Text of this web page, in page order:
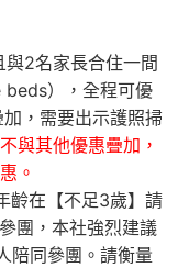
與2名家長合住一間
），全程可優
，需要出示護照掃
與其他優惠疊加，
。
齡在【不足3歲】請
團，本社強烈建議
陪同參團。請衡量